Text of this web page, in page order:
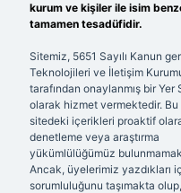
kurum ve kişiler ile isim
tamamen tesadüfidir.
Sitemiz, 5651 Sayılı Kanun
Teknolojileri ve İletişim
tarafından onaylanmış bir Yer
olarak hizmet vermektedir. Bu
sitedeki içerikleri proaktif
denetleme veya araştırma
yükümlülüğümüz
Ancak, üyelerimiz yazdıkları
sorumluluğunu taşımakta